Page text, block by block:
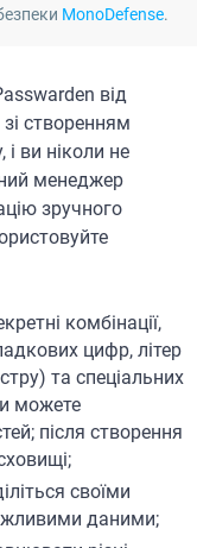
MonoDefense.
від
створенням
ви ніколи не
менеджер
зручного
комбінації,
цифр, літер
та спеціальних
можете
після створення
своїми
даними;